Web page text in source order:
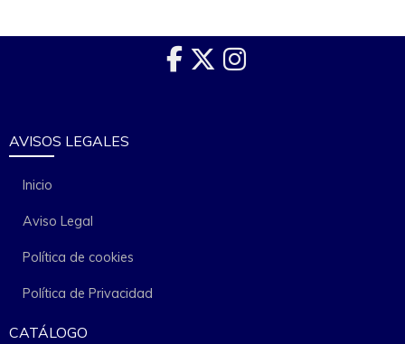
AVISOS LEGALES
Inicio
Aviso Legal
Política de cookies
Política de Privacidad
CATÁLOGO